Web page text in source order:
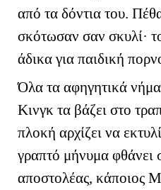
από τα δόντια του.
σκότωσαν σαν σκυλί·
άδικα για παιδική
Όλα τα αφηγητικά
Κινγκ τα βάζει στο
πλοκή αρχίζει να
γραπτό μήνυμα φθάνει
αποστολέας, κάποιος